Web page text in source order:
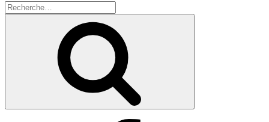
Recherche
pour